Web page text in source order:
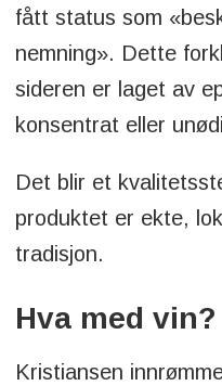
fått status som
nemning». Dette
sideren er laget av
konsentrat eller
Det blir et
produktet er ekte,
tradisjon.
Hva med vin?
Kristiansen